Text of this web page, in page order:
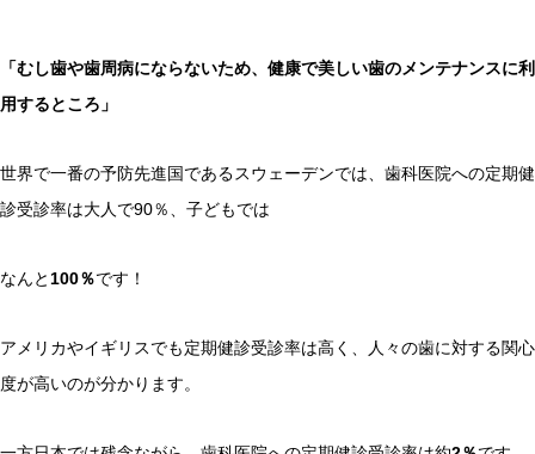
「むし歯や歯周病にならないため、健康で美しい歯のメンテナンスに利
用するところ」
世界で一番の予防先進国であるスウェーデンでは、歯科医院への定期健
診受診率は大人で90％、子どもでは
なんと 100％です！
アメリカやイギリスでも定期健診受診率は高く、人々の歯に対する関心
度が高いのが分かります。